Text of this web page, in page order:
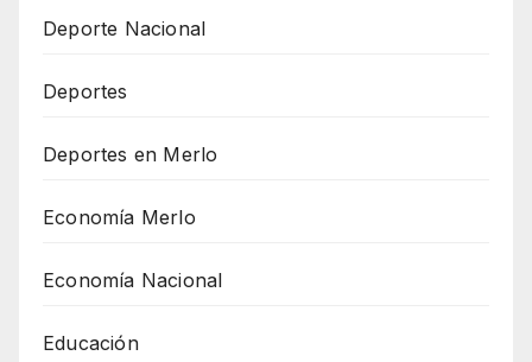
Deporte Nacional
Deportes
Deportes en Merlo
Economía Merlo
Economía Nacional
Educación